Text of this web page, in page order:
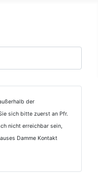
der
sich bitte zuerst an Pfr.
nicht erreichbar sein,
Damme Kontakt